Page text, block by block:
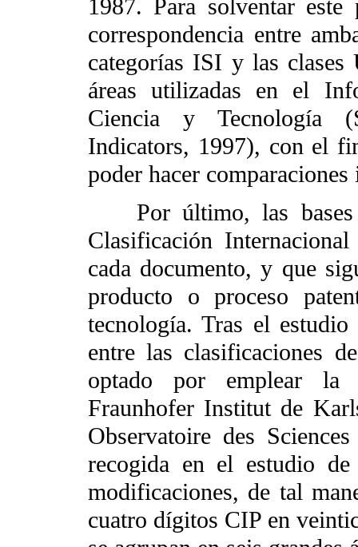
1987. Para solventar
correspondencia entre
categorías ISI y las
áreas utilizadas en el
Ciencia y Tecnología
Indicators, 1997), con el
poder hacer
Por último, las bases
Clasificación
cada documento, y que
producto o proceso
tecnología. Tras el estudio
entre las clasificaciones
optado por emplear la
Fraunhofer Institut de
Observatoire des
recogida en el estudio
modificaciones, de tal
cuatro dígitos CIP en